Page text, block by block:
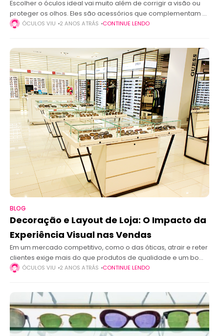
Escolher o óculos ideal vai muito além de corrigir a visão ou
proteger os olhos. Eles são acessórios que complementam o
estilo pessoal, trazem conforto e até refletem sua
ÓCULOS VIU 2 ANOS ATRÁS CONTINUE LENDO
BLOG
Decoração e Layout de Loja: O Impacto da
Experiência Visual nas Vendas
Em um mercado competitivo, como o das óticas, atrair e reter
clientes exige mais do que produtos de qualidade e um bom
atendimento. O ambiente da loja desempenha um papel
ÓCULOS VIU 2 ANOS ATRÁS CONTINUE LENDO